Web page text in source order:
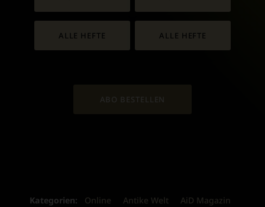
ALLE HEFTE ALLE HEFTE
ABO BESTELLEN
Kategorien: Online Antike Welt AiD Magazin